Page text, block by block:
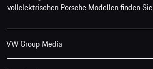
vollelektrischen Porsche Modellen finden Sie
VW Group Media